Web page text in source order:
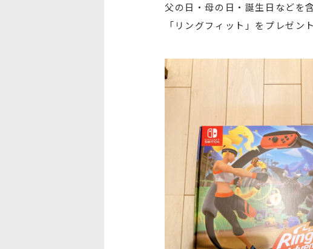
父の日・母の日・誕生日などを
「リングフィット」をプレゼン